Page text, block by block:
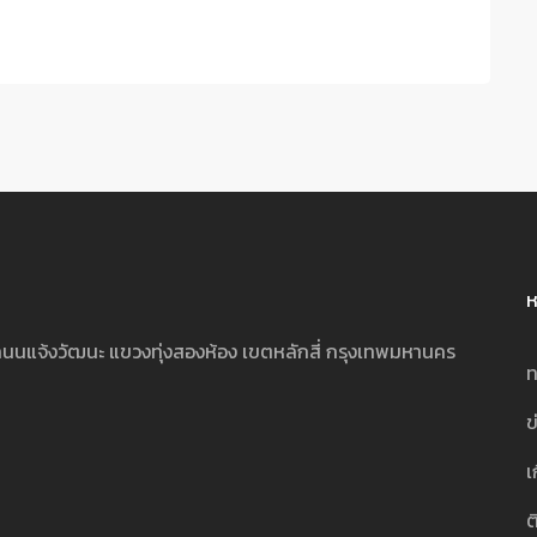
จ้งวัฒนะ แขวงทุ่งสองห้อง เขตหลักสี่ กรุงเทพมหานคร